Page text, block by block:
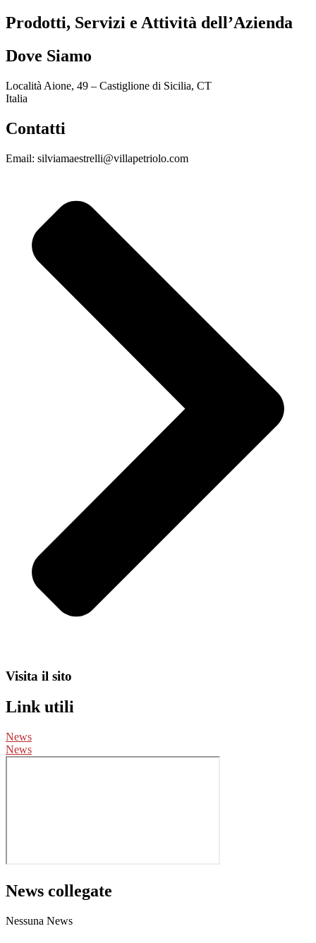
Prodotti, Servizi e Attività dell’Azienda
Dove Siamo
Località Aione, 49 – Castiglione di Sicilia, CT
Italia
Contatti
Email: silviamaestrelli@villapetriolo.com
Visita il sito
Link utili
News
News
News collegate
Nessuna News